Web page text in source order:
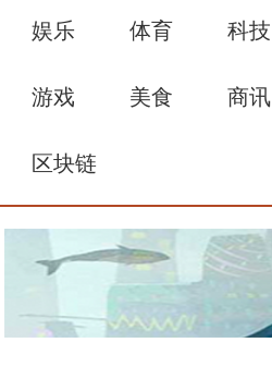
娱乐 体育 科技
游戏 美食 商讯
区块链